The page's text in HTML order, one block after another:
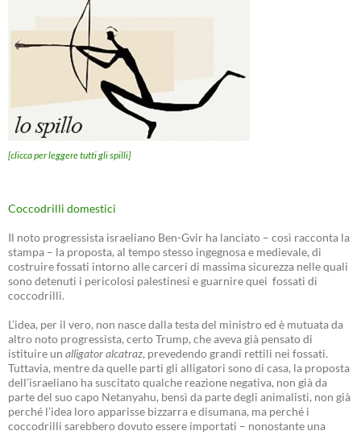
[clicca per leggere tutti gli spilli]
Coccodrilli domestici
Il noto progressista israeliano Ben-Gvir ha lanciato – così racconta la
stampa – la proposta, al tempo stesso ingegnosa e medievale, di
costruire fossati intorno alle carceri di massima sicurezza nelle quali
sono detenuti i pericolosi palestinesi e guarnire quei fossati di
coccodrilli.
L’idea, per il vero, non nasce dalla testa del ministro ed è mutuata da
altro noto progressista, certo Trump, che aveva già pensato di
istituire un alligator alcatraz, prevedendo grandi rettili nei fossati.
Tuttavia, mentre da quelle parti gli alligatori sono di casa, la proposta
dell’israeliano ha suscitato qualche reazione negativa, non già da
parte del suo capo Netanyahu, bensì da parte degli animalisti, non già
perché l’idea loro apparisse bizzarra e disumana, ma perché i
coccodrilli sarebbero dovuto essere importati – nonostante una